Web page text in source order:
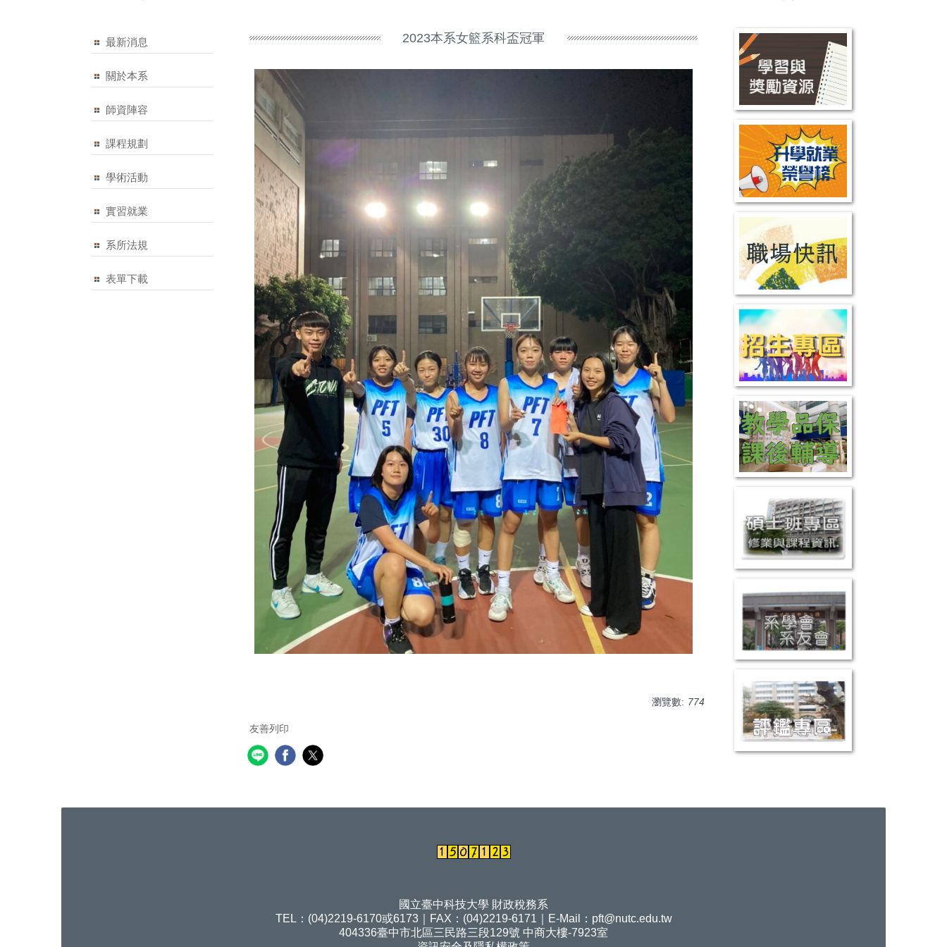
最新消息
關於本系
師資陣容
課程規劃
學術活動
實習就業
系所法規
表單下載
2023本系女籃系科盃冠軍
瀏覽數: 774
友善列印
國立臺中科技大學 財政稅務系
TEL：(04)2219-6170或6173｜FAX：(04)2219-6171｜E-Mail： pft@nutc.edu.tw
404336臺中市北區三民路三段129號 中商大樓-7923室